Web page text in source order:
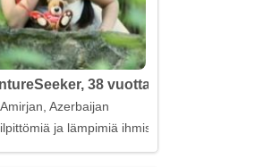
38 vuotta
Amirjan, Azerbaijan
ja lämpimiä ihmissuhteita